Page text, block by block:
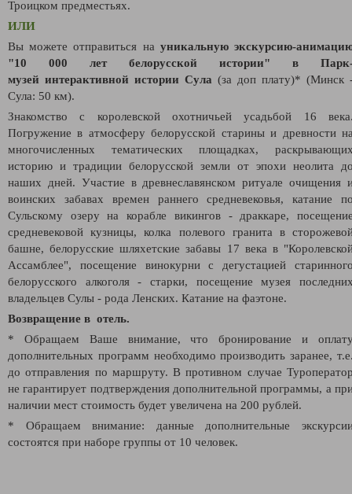
Троицком предместьях.
ИЛИ
Вы можете отправиться на уникальнуюэкскурсию-
"10 000 лет белорусской истории" в
музей интерактивной истории Сула (за доп плату)* (Минск
Сула: 50 км).
Знакомство с королевской охотничьей усадьбой 16
Погружение в атмосферу белорусской старины и древности
многочисленных тематических площадках,
историю и традиции белорусской земли от эпохи неолита
наших дней. Участие в древнеславянском ритуале очищения
воинских забавах времен раннего средневековья, катание
Сульскому озеру на корабле викингов - драккаре,
средневековой кузницы, колка полевого гранита в
башне, белорусские шляхетские забавы 17 века в
Ассамблее", посещение винокурни с дегустацией
белорусского алкоголя - старки, посещение музея
владельцев Сулы - рода Ленских. Катание на фаэтоне.
Возвращение в отель.
* Обращаем Ваше внимание, что бронирование и
дополнительных программ необходимо производить заранее,
до отправления по маршруту. В противном случае
не гарантирует подтверждения дополнительной программы, а
наличии мест стоимость будет увеличена на 200 рублей.
* Обращаем внимание: данные дополнительные
состоятся при наборе группы от 10 человек.